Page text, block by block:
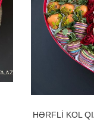
HƏRFLI KOL